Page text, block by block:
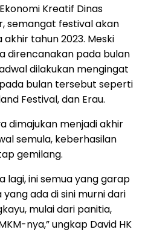
Kreatif Dinas
semangat festival akan
tahun 2023. Meski
direncanakan pada bulan
dilakukan mengingat
bulan tersebut seperti
Festival, dan Erau.
dimajukan menjadi akhir
semula, keberhasilan
gemilang.
lagi, ini semua yang garap
ada di sini murni dari
mulai dari panitia,
nya,” ungkap David HK